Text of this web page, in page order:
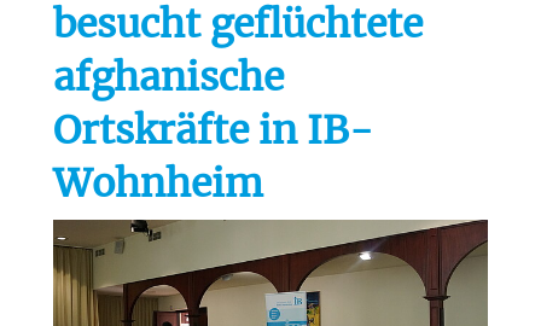
besucht geflüchtete
afghanische
Ortskräfte in IB-
Wohnheim